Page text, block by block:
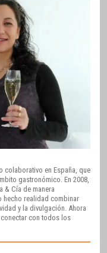
colaborativo en España, que
gastronómico. En 2008,
& Cía de manera
hecho realidad combinar
y la divulgación. Ahora
con todos los